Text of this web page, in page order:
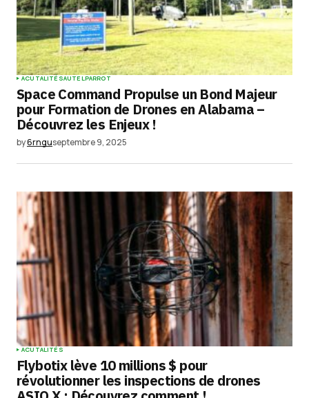
ACUTALITÉSAUTELPARROT
Space Command Propulse un Bond Majeur
pour Formation de Drones en Alabama –
Découvrez les Enjeux !
by6rnguseptembre 9, 2025
ACUTALITÉS
Flybotix lève 10 millions $ pour
révolutionner les inspections de drones